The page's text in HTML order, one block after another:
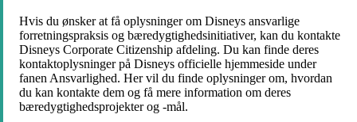
Hvis du ønsker at få oplysninger om Disneys ansvarlige
forretningspraksis og bæredygtighedsinitiativer, kan du kontakte
Disneys Corporate Citizenship afdeling. Du kan finde deres
kontaktoplysninger på Disneys officielle hjemmeside under
fanen Ansvarlighed. Her vil du finde oplysninger om, hvordan
du kan kontakte dem og få mere information om deres
bæredygtighedsprojekter og -mål.